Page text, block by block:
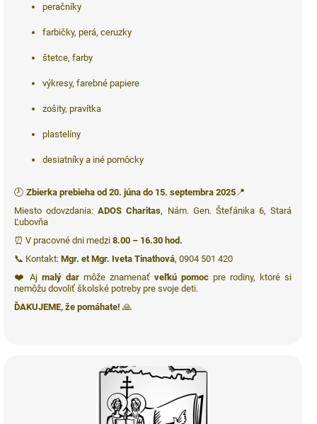
peračníky
farbičky, perá, ceruzky
štetce, farby
výkresy, farebné papiere
zošity, pravítka
plastelíny
desiatníky a iné pomôcky
🕗Zbierka prebieha od 20. júna do 15. septembra 2025 📍
Miesto odovzdania:ADOS Charitas, Nám. Gen. Štefánika 6, Stará
Ľubovňa
⏰ V pracovné dni medzi8.00 – 16.30 hod.
📞 Kontakt:Mgr. et Mgr. Iveta Tinathová, 0904 501 420
❤️ Ajmalý dar môže znamenať veľkú pomocpre rodiny, ktoré si
nemôžu dovoliť školské potreby pre svoje deti.
ĎAKUJEME, že pomáhate! 🙏